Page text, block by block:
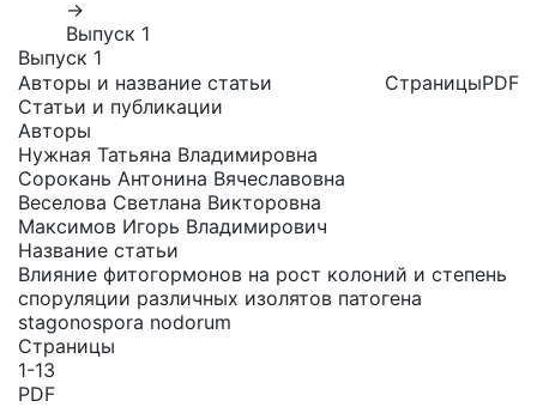
→
Выпуск 1
Выпуск 1
PDF
Авторы и название статьи
Страницы
Статьи и публикации
Авторы
Нужная Татьяна Владимировна
Сорокань Антонина Вячеславовна
Веселова Светлана Викторовна
Максимов Игорь Владимирович
Название статьи
Влияние фитогормонов на рост колоний и степень
споруляции различных изолятов патогена
stagonospora nodorum
PDF
Страницы
1-13